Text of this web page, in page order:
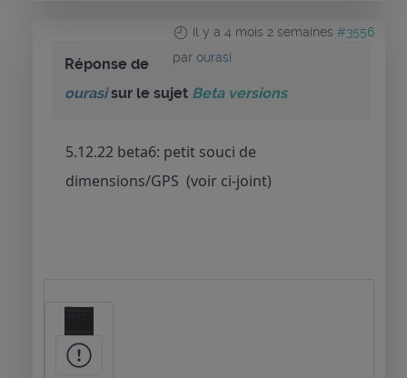
il y a 4 mois 2 semaines #3556
par ourasi
Réponse de
ourasisur le sujet Beta versions
5.12.22 beta6: petit souci de
dimensions/GPS (voir ci-joint)